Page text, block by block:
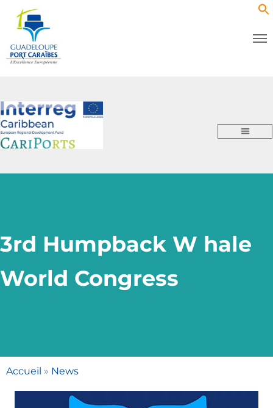
3rd Humpback W hale
World Congress
Accueil » News